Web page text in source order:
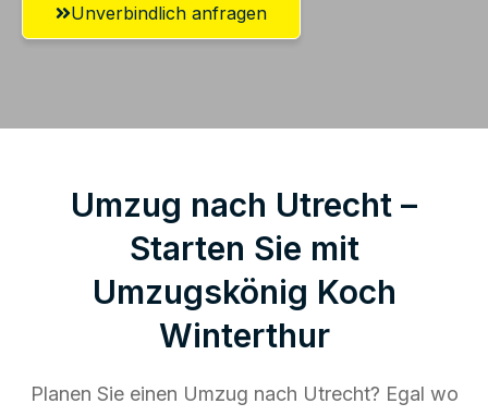
Unverbindlich anfragen
Umzug nach Utrecht –
Starten Sie mit
Umzugskönig Koch
Winterthur
Planen Sie einen Umzug nach Utrecht? Egal wo